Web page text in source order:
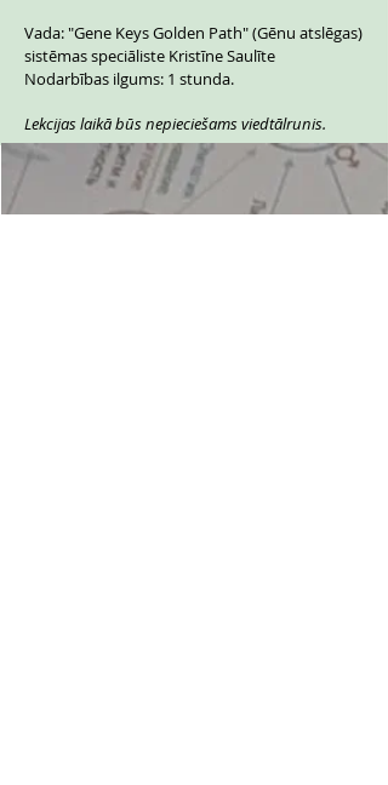
Vada: "Gene Keys Golden Path" (Gēnu atslēgas)
sistēmas speciāliste Kristīne Saulīte
Nodarbības ilgums: 1 stunda.
Lekcijas laikā būs nepieciešams viedtālrunis.